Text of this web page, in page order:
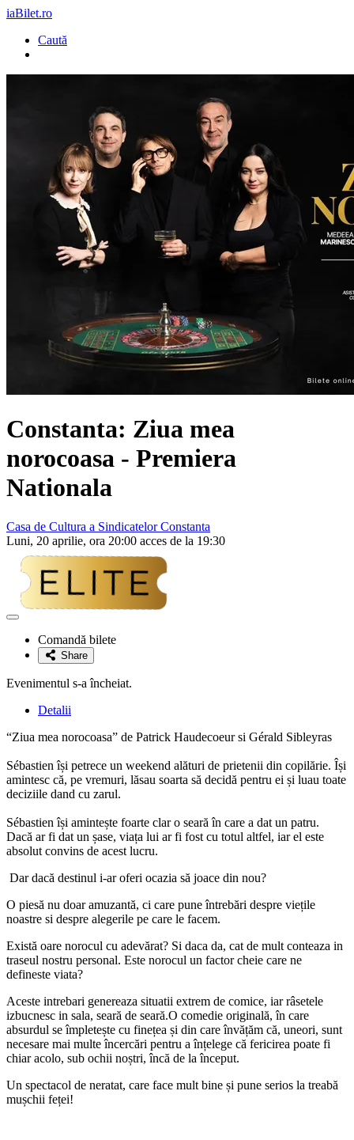
iaBilet.ro
Caută
Constanta: Ziua mea
norocoasa - Premiera
Nationala
Casa de Cultura a Sindicatelor Constanta
Luni, 20 aprilie, ora 20:00 acces de la 19:30
Adaugă
favoriteComandă bilete
Share
Evenimentul s-a încheiat.
Detalii
“Ziua mea norocoasa” de Patrick Haudecoeur si Gérald Sibleyras
Sébastien își petrece un weekend alături de prietenii din copilărie. Își
amintesc că, pe vremuri, lăsau soarta să decidă pentru ei și luau toate
deciziile dand cu zarul.
Sébastien își amintește foarte clar o seară în care a dat un patru.
Dacă ar fi dat un șase, viața lui ar fi fost cu totul altfel, iar el este
absolut convins de acest lucru.
Dar dacă destinul i-ar oferi ocazia să joace din nou?
O piesă nu doar amuzantă, ci care pune întrebări despre viețile
noastre si despre alegerile pe care le facem.
Există oare norocul cu adevărat? Si daca da, cat de mult conteaza in
traseul nostru personal. Este norocul un factor cheie care ne
defineste viata?
Aceste intrebari genereaza situatii extrem de comice, iar râsetele
izbucnesc in sala, seară de seară.O comedie originală, în care
absurdul se împletește cu finețea și din care învățăm că, uneori, sunt
necesare mai multe încercări pentru a înțelege că fericirea poate fi
chiar acolo, sub ochii noștri, încă de la început.
Un spectacol de neratat, care face mult bine și pune serios la treabă
mușchii feței!